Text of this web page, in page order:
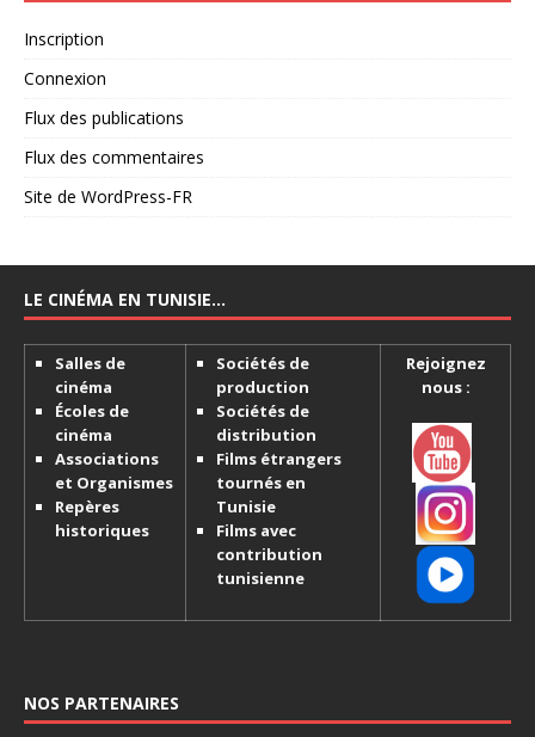
Inscription
Connexion
Flux des publications
Flux des commentaires
Site de WordPress-FR
LE CINÉMA EN TUNISIE…
Salles de
cinéma
Écoles de
cinéma
Associations
et Organismes
Repères
historiques
Sociétés de
production
Sociétés de
distribution
Films étrangers
tournés en
Tunisie
Films avec
contribution
tunisienne
Rejoignez
nous :
NOS PARTENAIRES